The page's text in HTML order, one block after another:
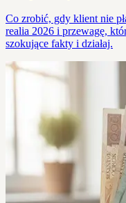
Co zrobić, gdy klient nie
realia 2026 i przewagę,
szokujące fakty i działaj.